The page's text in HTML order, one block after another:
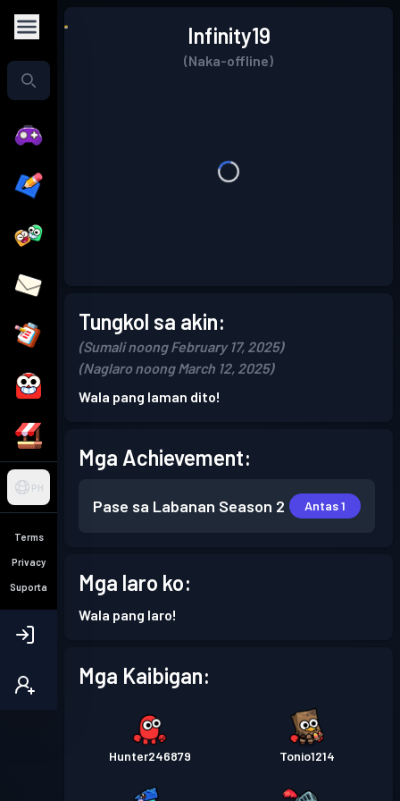
PH
Terms
Privacy
Suporta
Infinity19
(Naka-offline)
Tungkol sa akin:
(Sumali noong February 17, 2025)
(Naglaro noong March 12, 2025)
Wala pang laman dito!
Mga Achievement:
Pase sa Labanan Season 2 Antas 1
Mga laro ko:
Wala pang laro!
Mga Kaibigan:
Hunter246879 Tonio1214